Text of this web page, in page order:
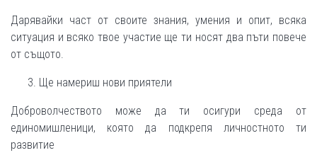
Дарявайки част от своите знания, умения и опит, всяка
ситуация и всяко твое участие ще ти носят два пъти повече
от същото.
Ще намериш нови приятели
Доброволчеството може да ти осигури среда от
единомишленици, която да подкрепя личностното ти
развитие